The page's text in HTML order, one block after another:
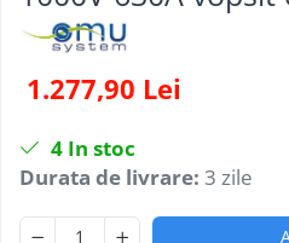
1.277,90 Lei
4 In stoc
Durata de livrare: 3 zile